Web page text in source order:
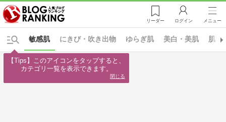
リーダー ログイン メニュー
にきび・吹き出物 ゆらぎ肌
敏感肌 美白・美肌 肌断
【Tips】このアイコンをタップすると、
カテゴリ一覧を表示できます。
閉じる